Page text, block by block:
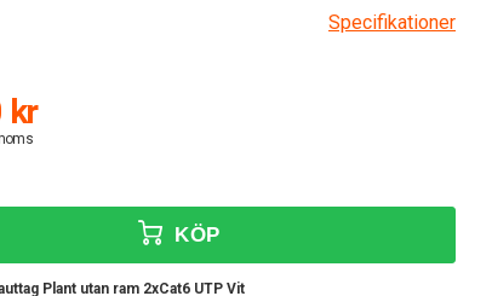
Specifikationer
kr
Plant utan ram 2xCat6 UTP Vit
KÖP